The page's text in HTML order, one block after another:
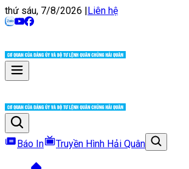
thứ sáu, 7/8/2026 |Liên hệ
Báo In Truyền Hình Hải Quân